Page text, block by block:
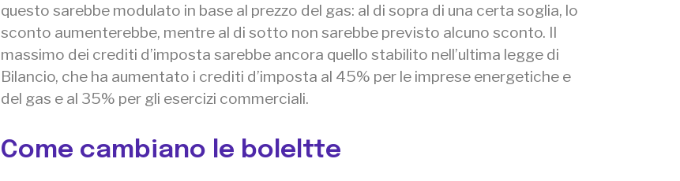
questo sarebbe modulato in base al prezzo del gas: al di sopra di una certa soglia, lo
sconto aumenterebbe, mentre al di sotto non sarebbe previsto alcuno sconto. Il
massimo dei crediti d’imposta sarebbe ancora quello stabilito nell’ultima legge di
Bilancio, che ha aumentato i crediti d’imposta al 45% per le imprese energetiche e
del gas e al 35% per gli esercizi commerciali.
Come cambiano le boleltte